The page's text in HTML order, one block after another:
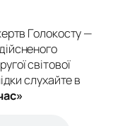
Голокосту —
світової
слухайте в